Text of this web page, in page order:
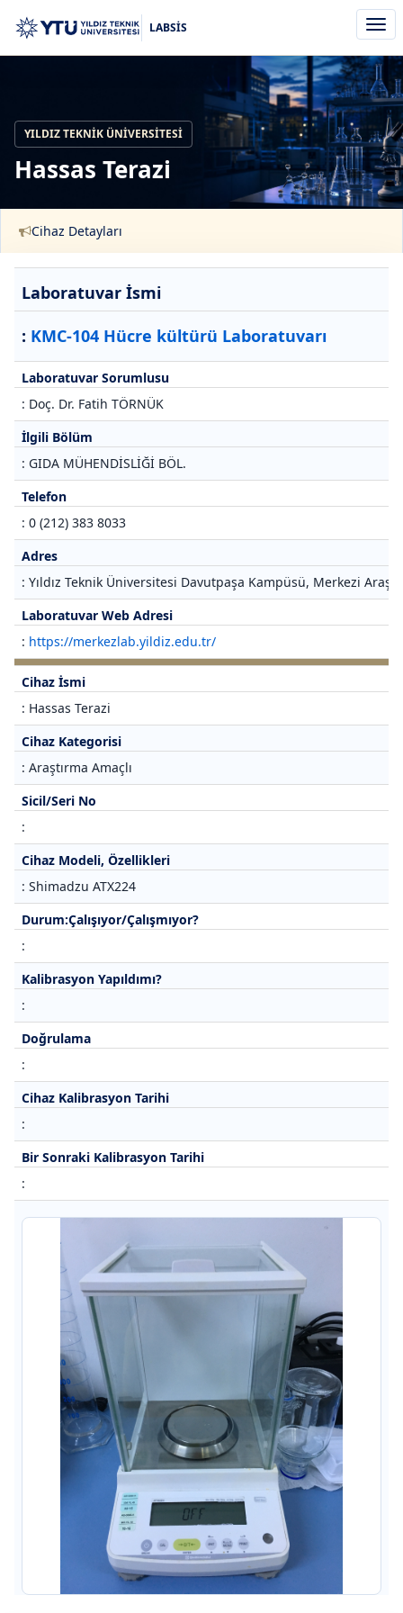
aç/
LABSİS
YILDIZ TEKNIK ÜNIVERSITESI
Hassas Terazi
Cihaz Detayları
Laboratuvar İsmi
: KMC-104 Hücre kültürü Laboratuvarı
Laboratuvar Sorumlusu
: Doç. Dr. Fatih TÖRNÜK
İlgili Bölüm
: GIDA MÜHENDİSLİĞİ BÖL.
Telefon
: 0 (212) 383 8033
Adres
: Yıldız Teknik Üniversitesi Davutpaşa Kampüsü, Merkezi
Laboratuvar Web Adresi
: https://merkezlab.yildiz.edu.tr/
Cihaz İsmi
: Hassas Terazi
Cihaz Kategorisi
: Araştırma Amaçlı
Sicil/Seri No
:
Cihaz Modeli, Özellikleri
: Shimadzu ATX224
Durum:Çalışıyor/Çalışmıyor?
:
Kalibrasyon Yapıldımı?
:
Doğrulama
:
Cihaz Kalibrasyon Tarihi
:
Bir Sonraki Kalibrasyon Tarihi
: